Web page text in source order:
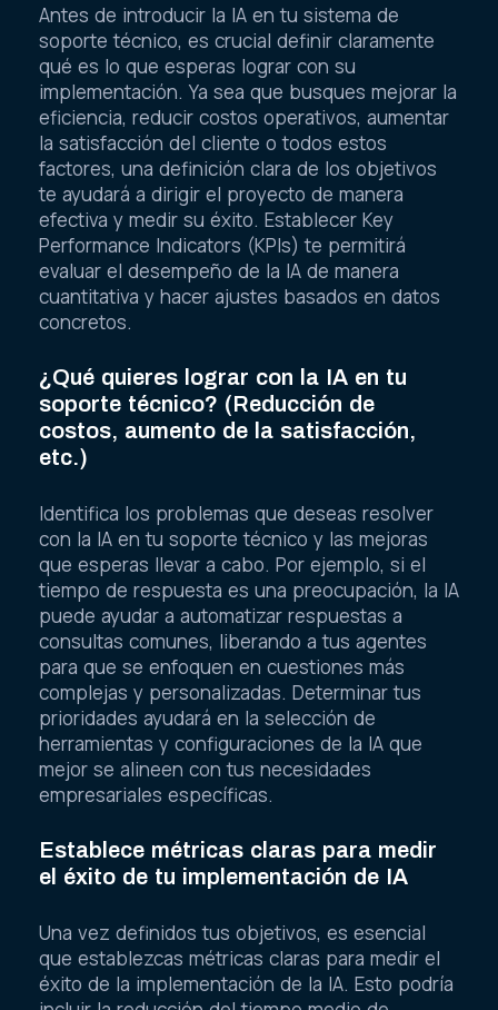
Antes de introducir la IA en tu sistema de
soporte técnico, es crucial definir claramente
qué es lo que esperas lograr con su
implementación. Ya sea que busques mejorar la
eficiencia, reducir costos operativos, aumentar
la satisfacción del cliente o todos estos
factores, una definición clara de los objetivos
te ayudará a dirigir el proyecto de manera
efectiva y medir su éxito. Establecer Key
Performance Indicators (KPIs) te permitirá
evaluar el desempeño de la IA de manera
cuantitativa y hacer ajustes basados en datos
concretos.
¿Qué quieres lograr con la IA en tu
soporte técnico? (Reducción de
costos, aumento de la satisfacción,
etc.)
Identifica los problemas que deseas resolver
con la IA en tu soporte técnico y las mejoras
que esperas llevar a cabo. Por ejemplo, si el
tiempo de respuesta es una preocupación, la IA
puede ayudar a automatizar respuestas a
consultas comunes, liberando a tus agentes
para que se enfoquen en cuestiones más
complejas y personalizadas. Determinar tus
prioridades ayudará en la selección de
herramientas y configuraciones de la IA que
mejor se alineen con tus necesidades
empresariales específicas.
Establece métricas claras para medir
el éxito de tu implementación de IA
Una vez definidos tus objetivos, es esencial
que establezcas métricas claras para medir el
éxito de la implementación de la IA. Esto podría